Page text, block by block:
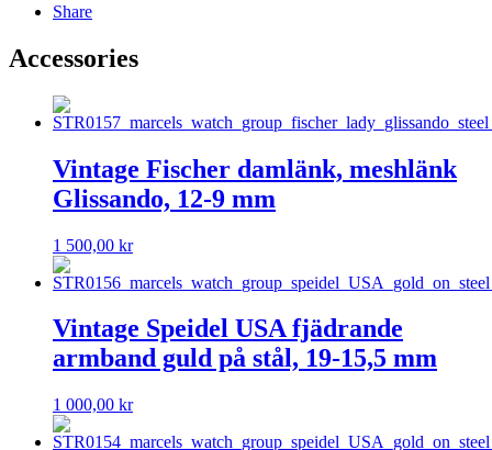
Share
Accessories
Vintage Fischer damlänk, meshlänk
Glissando, 12-9 mm
1 500,00 kr
Vintage Speidel USA fjädrande
armband guld på stål, 19-15,5 mm
1 000,00 kr